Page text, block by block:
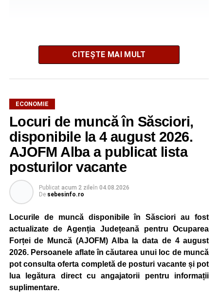
Potrivit unui comunicat al companiei, măsura va fi aplicată
gradual, în funcție de necesitățile sistemului energetic.
Reprezentanții Kronospan precizează că evoluția situației
este monitorizată permanent, iar activitatea va reveni la
capacitate normală imediat ce condițiile vor permite.
Compania dă asigurări că oprirea temporară a unor linii
de producție nu va afecta livrările către clienți.
Kronospan se numără printre cei mai mari consumatori de
energie electrică din România. O parte din necesarul
energetic este acoperită prin producția proprie de energie,
realizată cu ajutorul panourilor fotovoltaice și al unităților
de cogenerare.
Reprezentanții companiei afirmă că vor continua
colaborarea cu autoritățile și operatorii din domeniul
energetic pentru a contribui la depășirea perioadei dificile
CITEȘTE MAI MULT
ECONOMIE
Locuri de muncă în Săsciori,
disponibile la 4 august 2026.
AJOFM Alba a publicat lista
posturilor vacante
Publicat acum 2 zileîn 04.08.2026
De sebesinfo.ro
Locurile de muncă disponibile în Săsciori au fost
actualizate de Agenția Județeană pentru Ocuparea
Forței de Muncă (AJOFM) Alba la data de 4 august
2026. Persoanele aflate în căutarea unui loc de muncă
pot consulta oferta completă de posturi vacante și pot
lua legătura direct cu angajatorii pentru informații
suplimentare.